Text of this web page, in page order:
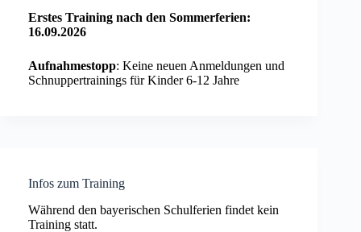
Erstes Training nach den Sommerferien:
16.09.2026
Aufnahmestopp: Keine neuen Anmeldungen und
Schnuppertrainings für Kinder 6-12 Jahre
Infos zum Training
Während den bayerischen Schulferien findet kein
Training statt.